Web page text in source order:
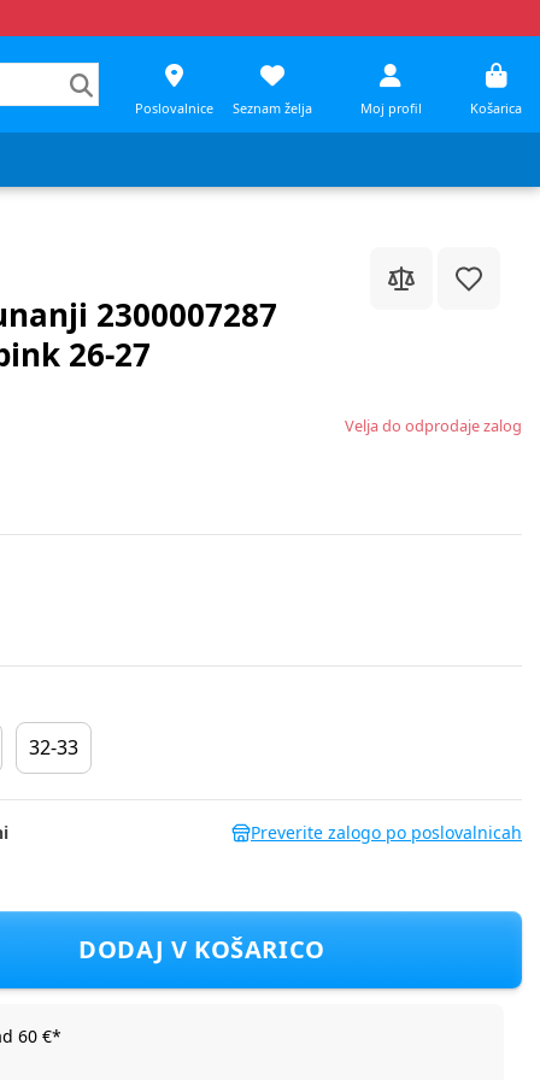
Poslovalnice Seznam želja Moj profil Košarica
2300007287
26-27
Velja do odprodaje zalog
32-33
Preverite zalogo po poslovalnicah
MINNIE D light pink 26-27
DODAJ V KOŠARICO
60 €*